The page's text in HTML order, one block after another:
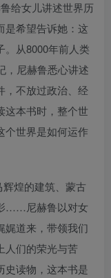
给女儿讲述世界历
是希望告诉她：这
。从8000年前人类
，尼赫鲁悉心讲述
，不放过政治、经
这本书时，整个世
个世界是如何运作
辉煌的建筑、蒙古
……尼赫鲁以对女
娓道来，带领我们
人们的荣光与苦
史读物，这本书是